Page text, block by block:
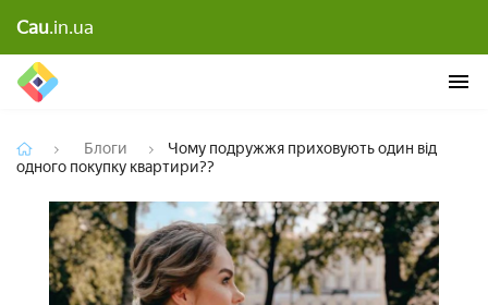
Cau.in.uaпокупку квартири??
Блоги
Чому подружжя приховують один від
одного покупку квартири??